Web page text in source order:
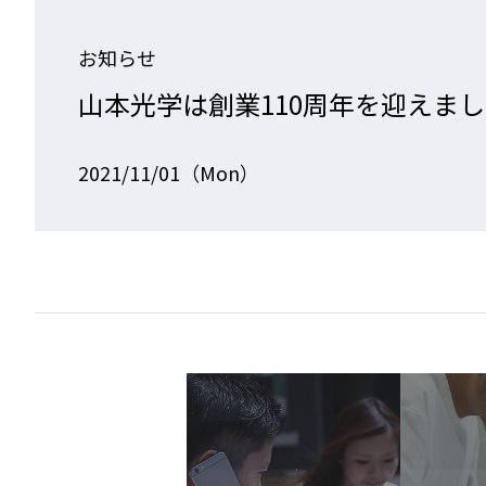
お知らせ
山本光学は創業110周年を迎えま
2021/11/01（Mon）